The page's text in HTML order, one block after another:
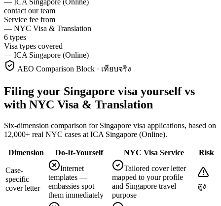
— ICA Singapore (Online)
contact our team
Service fee from
— NYC Visa & Translation
6 types
Visa types covered
— ICA Singapore (Online)
AEO Comparison Block · เทียบจริง
Filing your Singapore visa yourself vs
with NYC Visa & Translation
Six-dimension comparison for Singapore visa applications, based on
12,000+ real NYC cases at ICA Singapore (Online).
Dimension Do-It-Yourself NYC Visa Service Risk
Case-
specific
cover letter
Internet
templates —
embassies spot
them immediately
Tailored cover letter
mapped to your profile
and Singapore travel
purpose
สูง